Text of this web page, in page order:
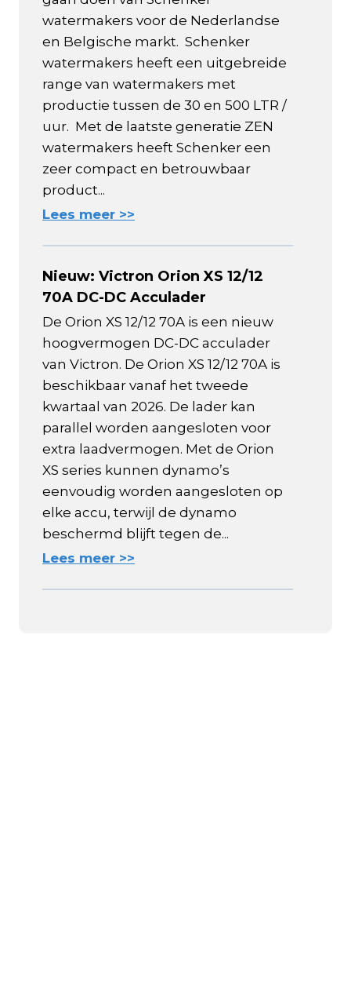
watermakers voor de Nederlandse
en Belgische markt. Schenker
watermakers heeft een uitgebreide
range van watermakers met
productie tussen de 30 en 500 LTR /
uur. Met de laatste generatie ZEN
watermakers heeft Schenker een
zeer compact en betrouwbaar
product...
Lees meer >>
Nieuw: Victron Orion XS 12/12
70A DC-DC Acculader
De Orion XS 12/12 70A is een nieuw
hoogvermogen DC-DC acculader
van Victron. De Orion XS 12/12 70A is
beschikbaar vanaf het tweede
kwartaal van 2026. De lader kan
parallel worden aangesloten voor
extra laadvermogen. Met de Orion
XS series kunnen dynamo’s
eenvoudig worden aangesloten op
elke accu, terwijl de dynamo
beschermd blijft tegen de...
Lees meer >>